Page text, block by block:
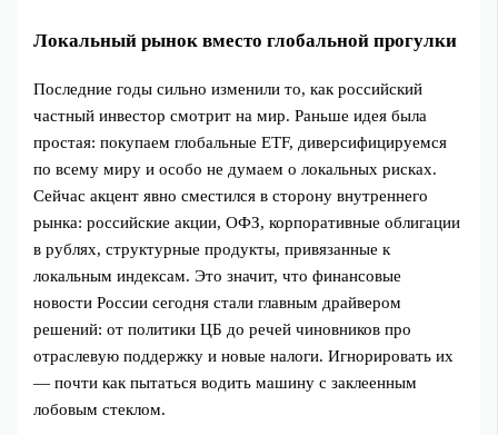
Локальный рынок вместо глобальной прогулки
Последние годы сильно изменили то, как российский
частный инвестор смотрит на мир. Раньше идея была
простая: покупаем глобальные ETF, диверсифицируемся
по всему миру и особо не думаем о локальных рисках.
Сейчас акцент явно сместился в сторону внутреннего
рынка: российские акции, ОФЗ, корпоративные облигации
в рублях, структурные продукты, привязанные к
локальным индексам. Это значит, что финансовые
новости России сегодня стали главным драйвером
решений: от политики ЦБ до речей чиновников про
отраслевую поддержку и новые налоги. Игнорировать их
— почти как пытаться водить машину с заклеенным
лобовым стеклом.